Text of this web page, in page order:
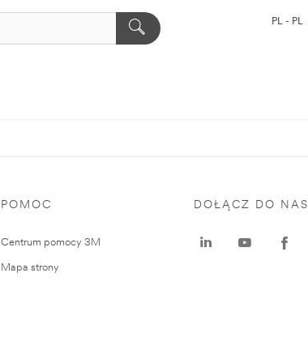
PL - PL
POMOC
Centrum pomocy 3M
Mapa strony
DOŁĄCZ DO NAS